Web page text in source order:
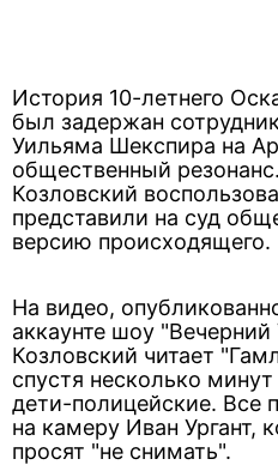
История 10-летнего
был задержан
Уильяма Шекспира на
общественный
Козловский
представили на суд
версию происходящего.
На видео,
аккаунте шоу "Вечерний
Козловский читает
спустя несколько
дети-полицейские. Все
на камеру Иван Ургант,
просят "не снимать".